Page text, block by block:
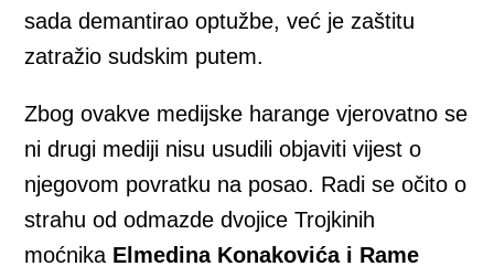
sada demantirao optužbe, već je zaštitu
zatražio sudskim putem.
Zbog ovakve medijske harange vjerovatno se
ni drugi mediji nisu usudili objaviti vijest o
njegovom povratku na posao. Radi se očito o
strahu od odmazde dvojice Trojkinih
moćnika Elmedina Konakovića i Rame